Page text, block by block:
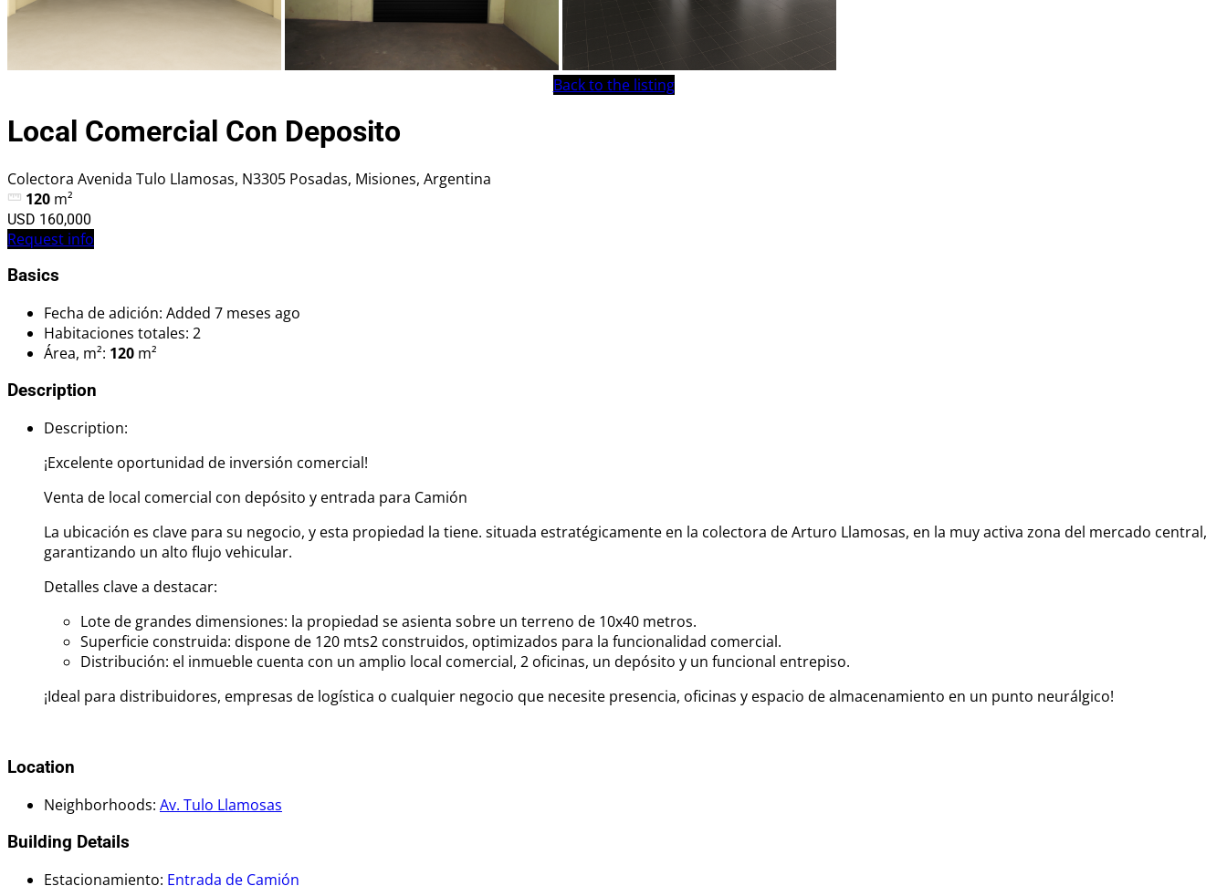
Back to the listing
Local Comercial Con Deposito
Colectora Avenida Tulo Llamosas, N3305 Posadas, Misiones, Argentina
120 m²
USD 160,000
Request info
Basics
Fecha de adición: Added 7 meses ago
Habitaciones totales: 2
Área, m²: 120 m²
Description
Description:
¡Excelente oportunidad de inversión comercial!
Venta de local comercial con depósito y entrada para Camión
La ubicación es clave para su negocio, y esta propiedad la tiene. situada estratégicamente en la colectora de Arturo Llamosas, en la muy activa zona del mercado central,
garantizando un alto flujo vehicular.
Detalles clave a destacar:
Lote de grandes dimensiones: la propiedad se asienta sobre un terreno de 10x40 metros.
Superficie construida: dispone de 120 mts2 construidos, optimizados para la funcionalidad comercial.
Distribución: el inmueble cuenta con un amplio local comercial, 2 oficinas, un depósito y un funcional entrepiso.
¡Ideal para distribuidores, empresas de logística o cualquier negocio que necesite presencia, oficinas y espacio de almacenamiento en un punto neurálgico!
Location
Neighborhoods: Av. Tulo Llamosas
Building Details
Estacionamiento: Entrada de Camión